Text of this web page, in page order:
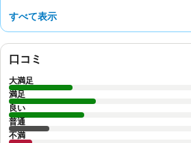
います。より静かな滞在を希望する場合
すべて表示
口コミ
大満足
満足
良い
普通
不満